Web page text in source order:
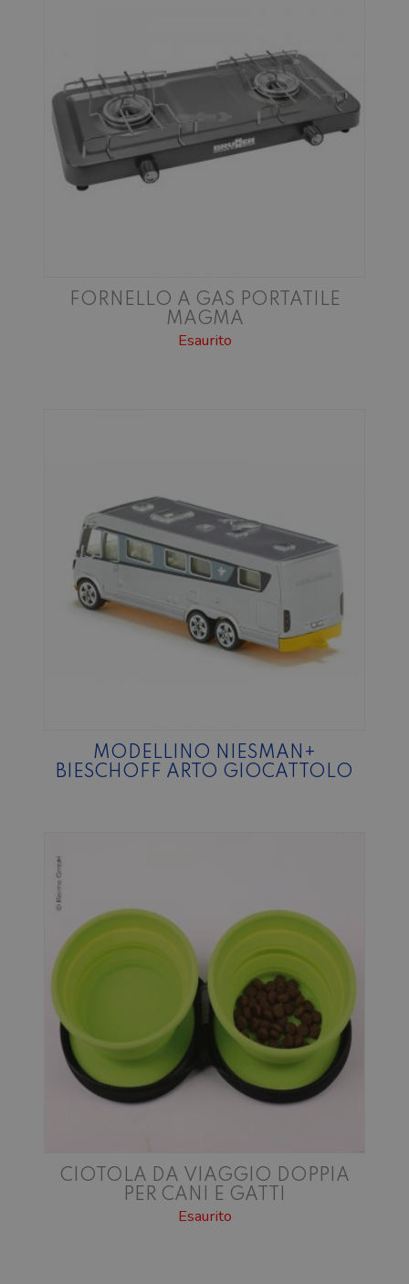
FORNELLO A GAS PORTATILE
MAGMA
Esaurito
MODELLINO NIESMAN+
BIESCHOFF ARTO GIOCATTOLO
CIOTOLA DA VIAGGIO DOPPIA
PER CANI E GATTI
Esaurito